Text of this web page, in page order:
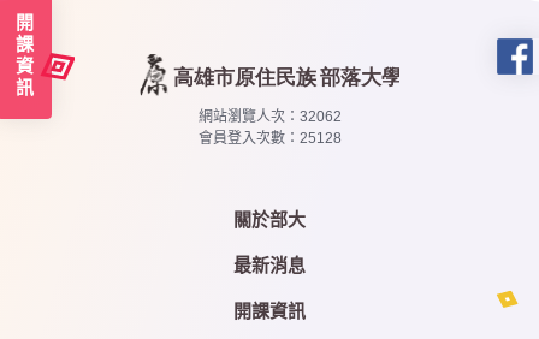
開課資訊
網站瀏覽人次： 32062
會員登入次數： 25128
關於部大
最新消息
開課資訊